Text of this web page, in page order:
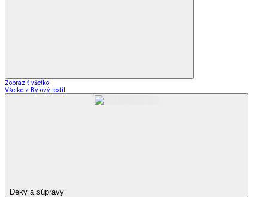
Zobraziť všetko
Všetko z Bytový textil
Deky a súpravy